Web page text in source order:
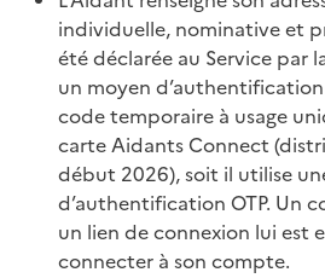
individuelle, nominative et
été déclarée au Service par
un moyen
code temporaire à usage
carte Aidants Connect
début 2026), soit il utilise
d’authentification OTP. Un
un lien de connexion lui est
connecter à son compte.